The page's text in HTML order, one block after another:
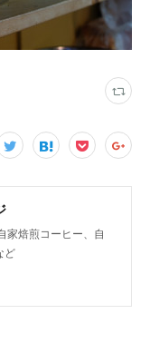
家焙煎コーヒー、自
ど